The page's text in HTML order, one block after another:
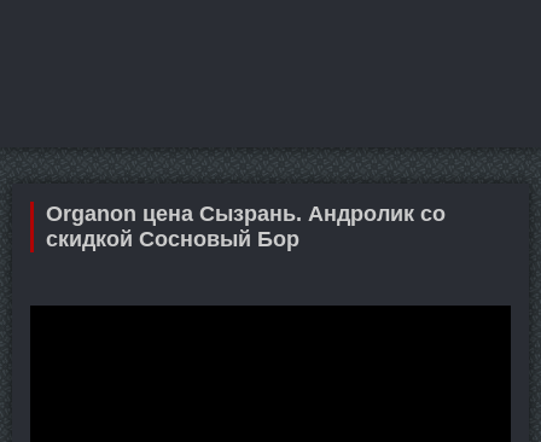
Organon цена Сызрань. Андролик со
скидкой Сосновый Бор